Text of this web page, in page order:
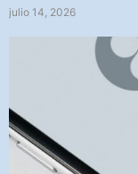
julio 14, 2026